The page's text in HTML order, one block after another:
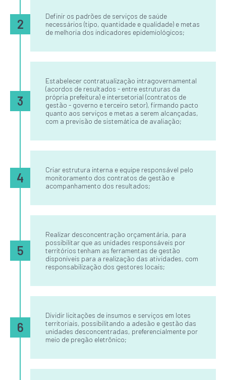
Definir os padrões de serviços de saúde
necessários (tipo, quantidade e qualidade) e metas
de melhoria dos indicadores epidemiológicos;
2
Estabelecer contratualização intragovernamental
(acordos de resultados - entre estruturas da
própria prefeitura) e intersetorial (contratos de
gestão - governo e terceiro setor), firmando pacto
quanto aos serviços e metas a serem alcançadas,
com a previsão de sistemática de avaliação;
3
Criar estrutura interna e equipe responsável pelo
monitoramento dos contratos de gestão e
acompanhamento dos resultados;
4
Realizar desconcentração orçamentária, para
possibilitar que as unidades responsáveis por
territórios tenham as ferramentas de gestão
disponíveis para a realização das atividades, com
responsabilização dos gestores locais;
5
Dividir licitações de insumos e serviços em lotes
territoriais, possibilitando a adesão e gestão das
unidades desconcentradas, preferencialmente por
meio de pregão eletrônico;
6